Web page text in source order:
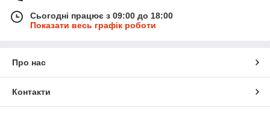
Сьогодні працює з 09:00 до 18:00
Показати весь графік роботи
Про нас
Контакти